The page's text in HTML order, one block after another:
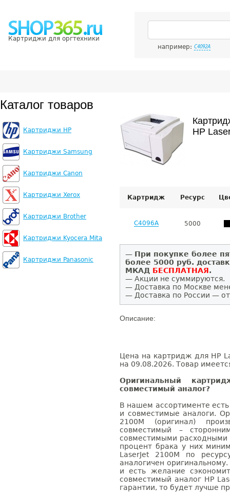
Картриджи для оргтехники
например: C4092A
Каталог товаров
Картриджи HP
Картриджи Samsung
Картриджи Canon
Картриджи Xerox
Картриджи Brother
Картриджи Kyocera Mita
Картриджи Panasonic
HP
Картридж Ресурс
C4096A 5000
— При покупке более
более 5000 руб.
МКАД БЕСПЛАТНАЯ.
— Акции не суммируются.
— Доставка по Москве
— Доставка по России —
Описание:
Цена на картридж для HP
на 09.08.2026. Товар
Оригинальный
совместимый аналог?
В нашем ассортименте
и совместимые аналоги.
2100M (оригинал)
совместимый –
совместимыми расходными
процент брака у них
LaserJet 2100M по
аналогичен
и есть желание
совместимый аналог HP
гарантии, то будет лучше